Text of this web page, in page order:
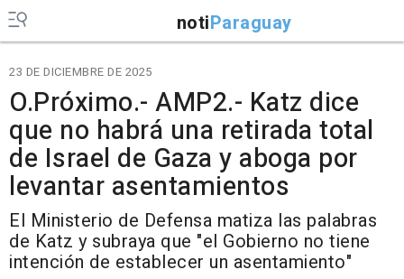
notiParaguay
23 DE DICIEMBRE DE 2025
O.Próximo.- AMP2.- Katz dice
que no habrá una retirada total
de Israel de Gaza y aboga por
levantar asentamientos
El Ministerio de Defensa matiza las palabras
de Katz y subraya que "el Gobierno no tiene
intención de establecer un asentamiento"